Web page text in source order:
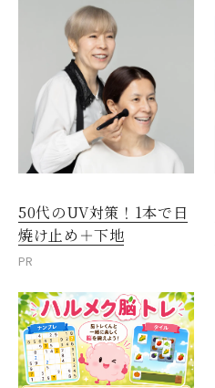
50代のUV対策！1本で日
焼け止め＋下地
PR